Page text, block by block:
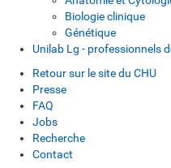
Biologie clinique
Génétique
Unilab Lg - professionnels
Retour sur le site du CHU
Presse
FAQ
Jobs
Recherche
Contact